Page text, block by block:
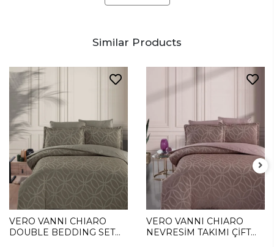
Similar Products
VERO VANNI CHIARO
DOUBLE BEDDING SET
VERO VANNI CHIARO
NEVRESİM TAKIMI ÇİFT